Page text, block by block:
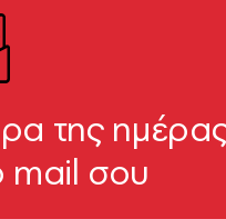
της
mail σου